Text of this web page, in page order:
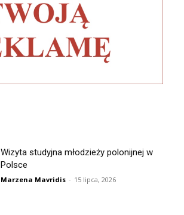
Wizyta studyjna młodzieży polonijnej w
Polsce
Marzena Mavridis - 15 lipca, 2026